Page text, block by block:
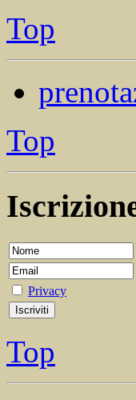
Top
Top
Privacy
Top